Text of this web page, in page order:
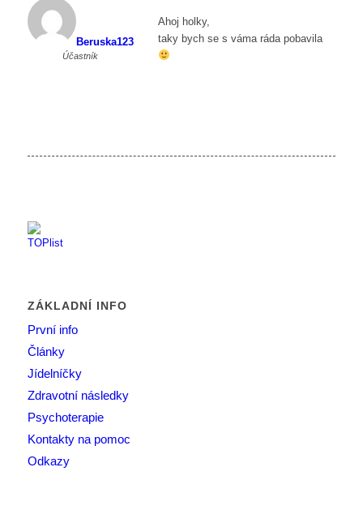
Beruska123
Účastník
Ahoj holky,
taky bych se s váma ráda pobavila
ZÁKLADNÍ INFO
První info
Články
Jídelníčky
Zdravotní následky
Psychoterapie
Kontakty na pomoc
Odkazy